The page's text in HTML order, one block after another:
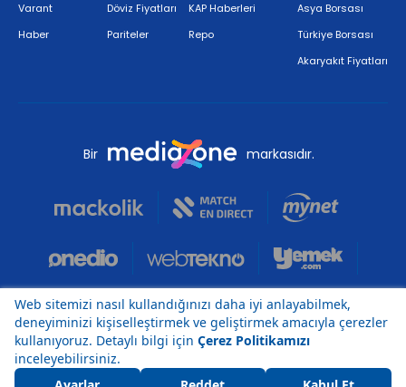
Varant
Haber
Döviz Fiyatları
Pariteler
KAP Haberleri
Repo
Asya Borsası
Türkiye Borsası
Akaryakıt Fiyatları
Bir markasıdır.